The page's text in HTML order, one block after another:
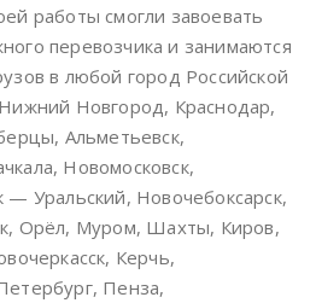
работы смогли завоевать
перевозчика и занимаются
в любой город Российской
Новгород, Краснодар,
Альметьевск,
Новомосковск,
— Уральский, Новочебоксарск,
Орёл, Муром, Шахты, Киров,
Керчь,
Пенза,